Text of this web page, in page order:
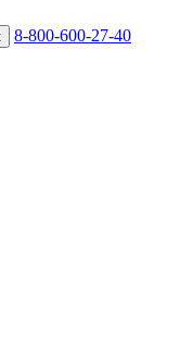
8-800-600-27-40